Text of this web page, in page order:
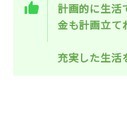
計画的に生活
金も計画立て
充実した生活